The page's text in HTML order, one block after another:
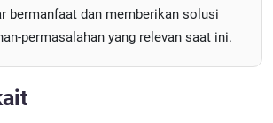
bermanfaat dan memberikan solusi
permasalahan yang relevan saat ini.